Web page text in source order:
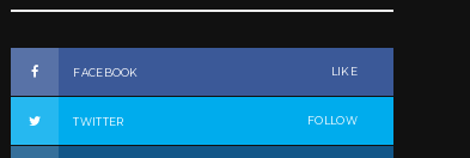
FACEBOOK LIKE
TWITTER FOLLOW